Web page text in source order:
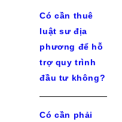
Có cần thuê
luật sư địa
phương để hỗ
trợ quy trình
đầu tư không?
Có cần phải